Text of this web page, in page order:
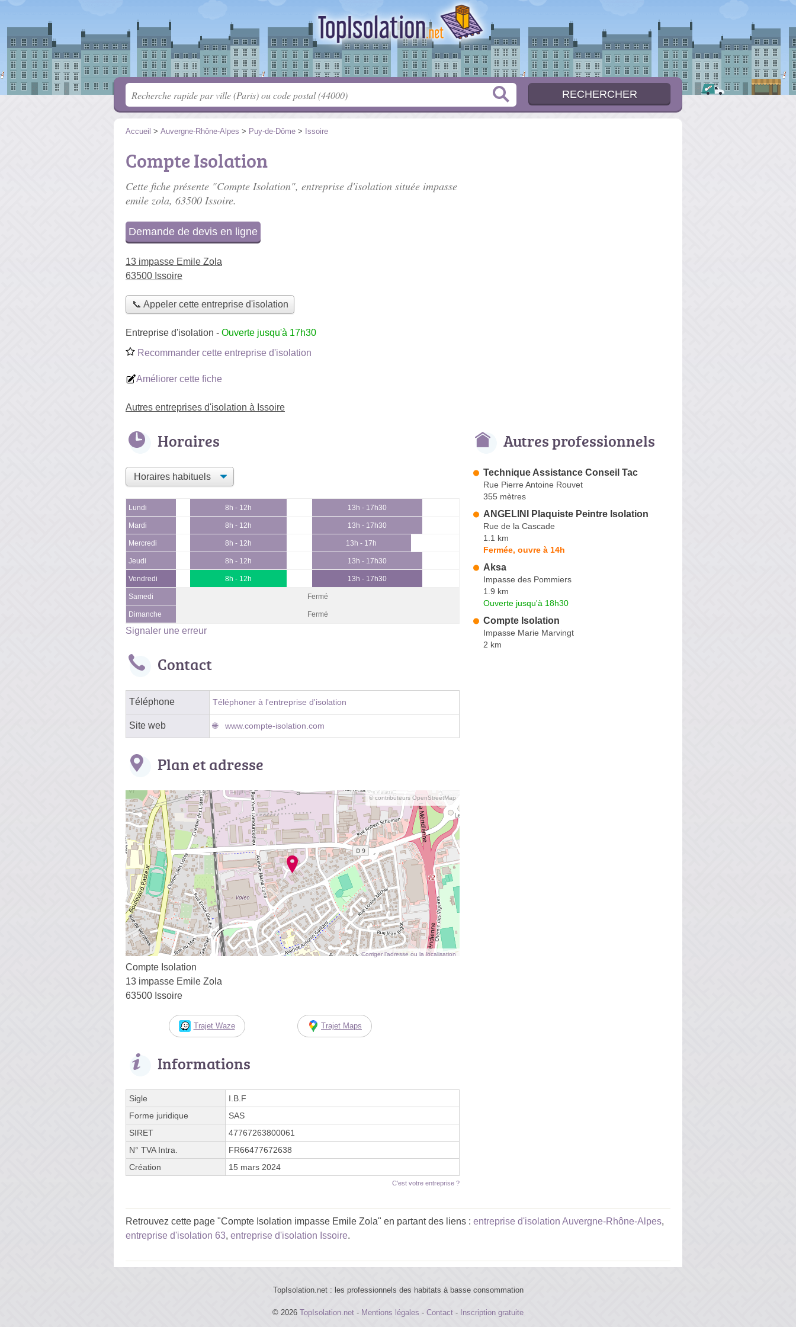
Accueil > Auvergne-Rhône-Alpes > Puy-de-Dôme > Issoire
Compte Isolation
Cette fiche présente "Compte Isolation", entreprise d'isolation située impasse
emile zola, 63500 Issoire.
Demande de devis en ligne
13 impasse Emile Zola
63500 Issoire
📞 Appeler cette entreprise d'isolation
Entreprise d'isolation - Ouverte jusqu'à 17h30
Recommander cette entreprise d'isolation
Améliorer cette fiche
Autres entreprises d'isolation à Issoire
Horaires
Lundi 8h - 12h 13h - 17h30
Mardi 8h - 12h 13h - 17h30
Mercredi 8h - 12h 13h - 17h
Jeudi 8h - 12h 13h - 17h30
Vendredi 8h - 12h 13h - 17h30
Samedi Fermé
Dimanche Fermé
Signaler une erreur
Contact
Téléphone Téléphoner à l'entreprise d'isolation
Site web www.compte-isolation.com
Plan et adresse
© contributeurs OpenStreetMap
Corriger l’adresse ou la localisation
Compte Isolation
13 impasse Emile Zola
63500 Issoire
Trajet Waze Trajet Maps
Informations
Sigle
I.B.F
Forme juridique
SAS
SIRET
47767263800061
N° TVA Intra.
FR66477672638
Création
15 mars 2024
C'est votre entreprise ?
Autres professionnels
Technique Assistance Conseil Tac
Rue Pierre Antoine Rouvet
355 mètres
ANGELINI Plaquiste Peintre Isolation
Rue de la Cascade
1.1 km
Fermée, ouvre à 14h
Aksa
Impasse des Pommiers
1.9 km
Ouverte jusqu'à 18h30
Compte Isolation
Impasse Marie Marvingt
2 km
Retrouvez cette page "Compte Isolation impasse Emile Zola" en partant des liens : entreprise d'isolation Auvergne-Rhône-Alpes,
entreprise d'isolation 63, entreprise d'isolation Issoire.
TopIsolation.net : les professionnels des habitats à basse consommation
© 2026 TopIsolation.net - Mentions légales - Contact - Inscription gratuite